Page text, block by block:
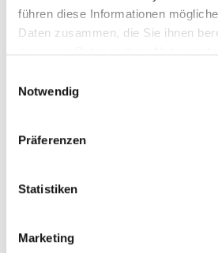
führen diese Informationen
Daten zusammen, die Sie ihnen
Notwendig
Präferenzen
Statistiken
Marketing
Ort und Anfahrt
Veranstaltet von